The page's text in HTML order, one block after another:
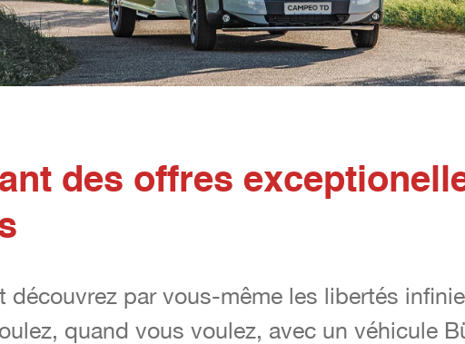
des offres
découvrez par vous-même les libertés
quand vous voulez, avec un véhicule
découvrez par vous-même les libertés
quand vous voulez, avec un véhicule